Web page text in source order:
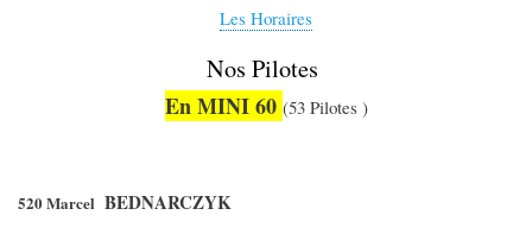
Les Horaires
Nos Pilotes
En MINI 60 (53 Pilotes )
520 Marcel BEDNARCZYK